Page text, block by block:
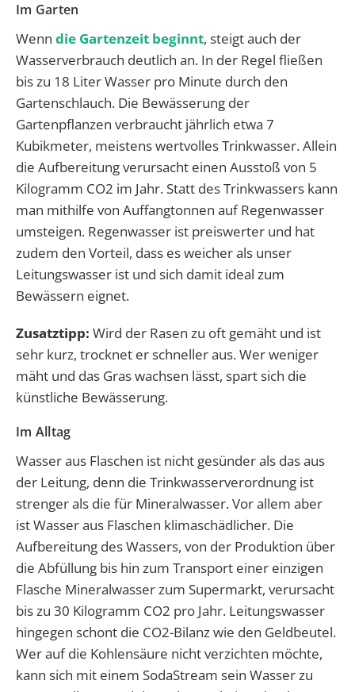
Im Garten
Wenn die Gartenzeit beginnt, steigt auch der
Wasserverbrauch deutlich an. In der Regel fließen
bis zu 18 Liter Wasser pro Minute durch den
Gartenschlauch. Die Bewässerung der
Gartenpflanzen verbraucht jährlich etwa 7
Kubikmeter, meistens wertvolles Trinkwasser. Allein
die Aufbereitung verursacht einen Ausstoß von 5
Kilogramm CO2 im Jahr. Statt des Trinkwassers kann
man mithilfe von Auffangtonnen auf Regenwasser
umsteigen. Regenwasser ist preiswerter und hat
zudem den Vorteil, dass es weicher als unser
Leitungswasser ist und sich damit ideal zum
Bewässern eignet.
Zusatztipp: Wird der Rasen zu oft gemäht und ist
sehr kurz, trocknet er schneller aus. Wer weniger
mäht und das Gras wachsen lässt, spart sich die
künstliche Bewässerung.
Im Alltag
Wasser aus Flaschen ist nicht gesünder als das aus
der Leitung, denn die Trinkwasserverordnung ist
strenger als die für Mineralwasser. Vor allem aber
ist Wasser aus Flaschen klimaschädlicher. Die
Aufbereitung des Wassers, von der Produktion über
die Abfüllung bis hin zum Transport einer einzigen
Flasche Mineralwasser zum Supermarkt, verursacht
bis zu 30 Kilogramm CO2 pro Jahr. Leitungswasser
hingegen schont die CO2-Bilanz wie den Geldbeutel.
Wer auf die Kohlensäure nicht verzichten möchte,
kann sich mit einem SodaStream sein Wasser zu